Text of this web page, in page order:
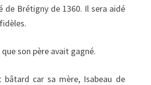
Brétigny de 1360. Il sera aidé
son père avait gagné.
car sa mère, Isabeau de